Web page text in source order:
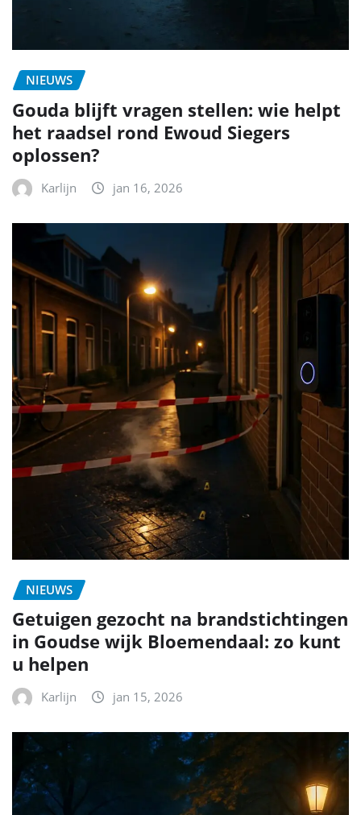
NIEUWS
Gouda blijft vragen stellen: wie helpt
het raadsel rond Ewoud Siegers
oplossen?
Karlijn jan 16, 2026
NIEUWS
Getuigen gezocht na brandstichtingen
in Goudse wijk Bloemendaal: zo kunt
u helpen
Karlijn jan 15, 2026